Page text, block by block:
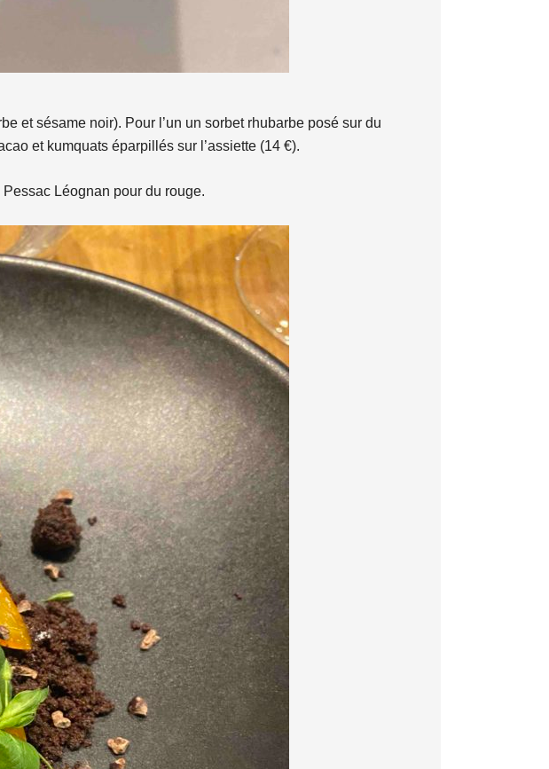
et sésame noir). Pour l’un un sorbet rhubarbe posé sur du
et kumquats éparpillés sur l’assiette (14 €).
Léognan pour du rouge.